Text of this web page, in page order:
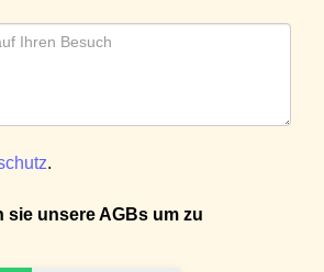
.
sie unsere AGBs um zu